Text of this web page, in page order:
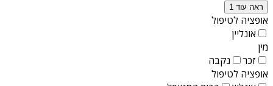
ראה עוד 1
אופציה לטיפול
אונליין
מין
זכר
נקבה
אופציה לטיפול